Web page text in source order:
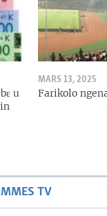
u
MARS 13, 2025
Farikolo
TV